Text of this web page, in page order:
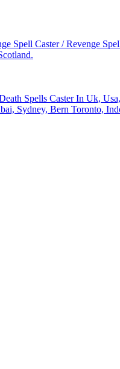
Spell Caster / Revenge
Spells Caster In Uk,
Sydney, Bern Toronto,